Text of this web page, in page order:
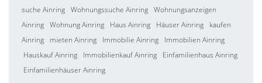
suche Ainring Wohnungssuche Ainring Wohnungsanzeigen
Ainring Wohnung Ainring Haus Ainring Häuser Ainring
kaufen
Ainring
mieten Ainring Immobilie Ainring
Immobilien Ainring
Hauskauf Ainring
Immobilienkauf Ainring
Einfamilienhaus Ainring
Einfamilienhäuser Ainring